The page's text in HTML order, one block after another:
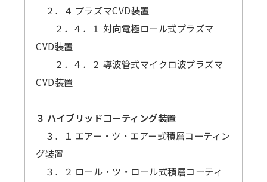
２．４ プラズマCVD装置
２．４．１ 対向電極ロール式プラズマ
CVD装置
２．４．２ 導波管式マイクロ波プラズマ
CVD装置
３ ハイブリッドコーティング装置
３．１ エアー・ツ・エアー式積層コーティン
グ装置
３．２ ロール・ツ・ロール式積層コーティ